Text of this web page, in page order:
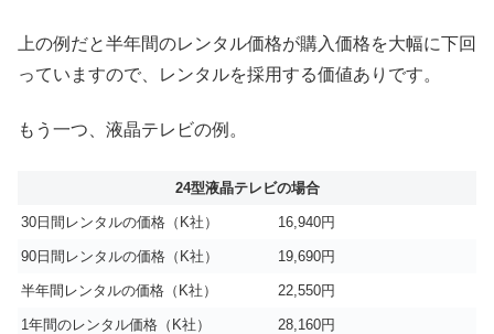
上の例だと半年間のレンタル価格が購入価格を大幅に下回
っていますので、レンタルを採用する価値ありです。
もう一つ、液晶テレビの例。
24型液晶テレビの場合
30日間レンタルの価格（K社） 16,940円
90日間レンタルの価格（K社） 19,690円
半年間レンタルの価格（K社） 22,550円
1年間のレンタル価格（K社） 28,160円